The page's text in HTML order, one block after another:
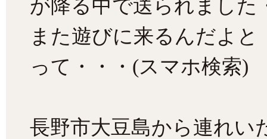
が降る中で送られました
また遊びに来るんだよ
って・・・(スマホ検索)
長野市大豆島から連れい